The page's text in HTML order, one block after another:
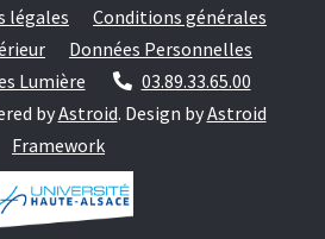
légales
Conditions générales
Données Personnelles
Lumière
03.89.33.65.00
byAstroid. Design byAstroid
Framework